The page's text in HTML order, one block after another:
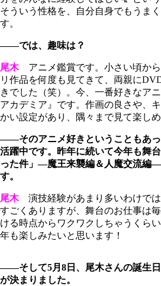
そういう性格を、自分自身でもうま
す。
――では、趣味は？
尾木アニメ鑑賞です。小さい頃から
リ作品を何度も見てきて、両親に
きでした（笑）。今、一番好きなア
アカデミア』です。作画の良さや、
かい設定があり、隅々まで見て楽し
――そのアニメ好きということもあっ
活躍中です。昨年に続いて今年も舞
った件」―魔王来襲編＆人魔交流編―
す。
尾木演技経験があまり多いわけでは
すごくありますが、舞台のお仕事は
ける時点からワクワクしちゃうくら
年も楽しみたいと思います！
――そして5月8日、尾木さんの誕生
が決まりました。